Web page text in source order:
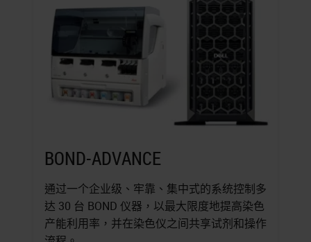
BOND-ADVANCE
通过一个企业级、牢靠、集中式的系统控制多
达 30 台 BOND 仪器，以最大限度地提高染色
产能利用率，并在染色仪之间共享试剂和操作